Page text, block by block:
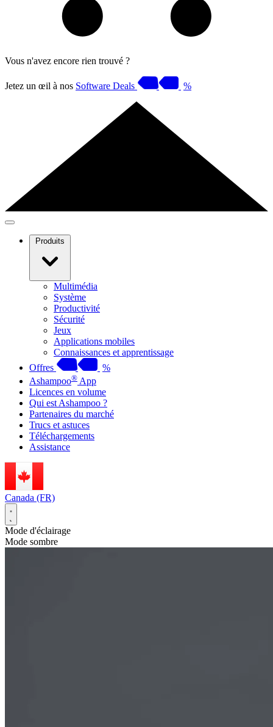
Vous n'avez encore rien trouvé ?
Jetez un œil à nos Software Deals %
Produits
Multimédia
Système
Productivité
Sécurité
Jeux
Applications mobiles
Connaissances et apprentissage
Offres
%
Ashampoo® App
Licences en volume
Qui est Ashampoo ?
Partenaires du marché
Trucs et astuces
Téléchargements
Assistance
Canada (FR)
Mode d'éclairage
Mode sombre